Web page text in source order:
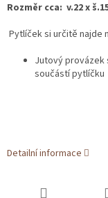
Rozměr cca: v.22 x
Pytlíček si určitě najde
Jutový provázek
součástí pytlíčku
Detailní informace